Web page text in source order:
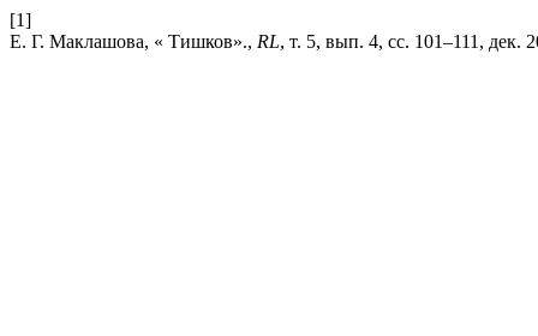
[1]
Е. Г. Маклашова, « Тишков»., RL, т. 5, вып. 4, сс. 101–111, дек.